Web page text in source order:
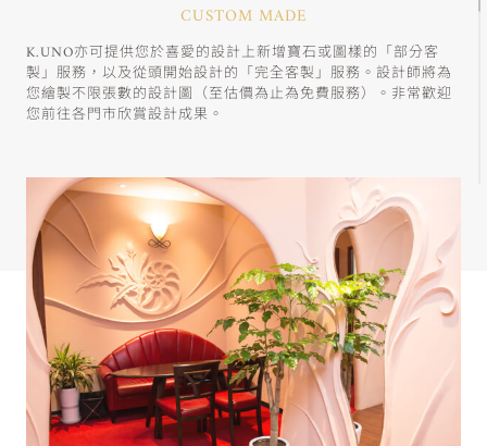
CUSTOM MADE
K.UNO亦可提供您於喜愛的設計上新增寶石或圖樣的「部分客
製」服務，以及從頭開始設計的「完全客製」服務。設計師將為
您繪製不限張數的設計圖（至估價為止為免費服務）。非常歡迎
您前往各門市欣賞設計成果。